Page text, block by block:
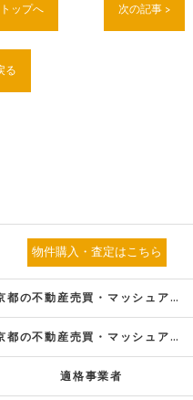
ップへ 次の記事 >
る
物件購入・査定はこちら
京都の不動産売買・マッシュアップ不動産販売株式会社の口コミ情報
京都の不動産売買・マッシュアップ不動産販売株式会社のお客様の声
適格事業者